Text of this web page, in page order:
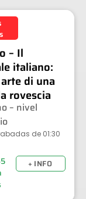
– Il
italiano:
di una
rovescia
– nivel
de 01:30
+ INFO